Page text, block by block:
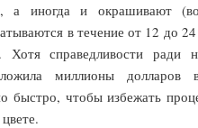
а иногда и окрашивают
в течение от 12 до
Хотя справедливости ради
миллионы долларов
быстро, чтобы избежать